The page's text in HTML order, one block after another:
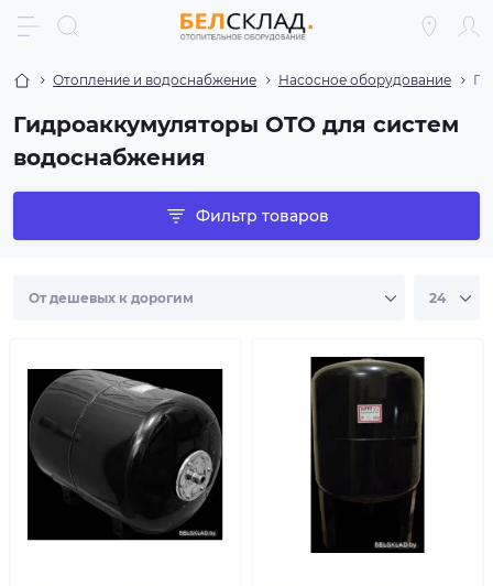
Отопление и водоснабжение Насосное оборудование
Гидроаккумуляторы OTO для систем
водоснабжения
Фильтр товаров